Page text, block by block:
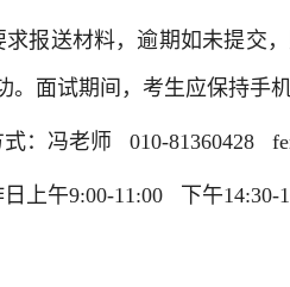
求报送材料，逾期如未提交
。面试期间，考生应保持手
：冯老师 010-81360428
上午9:00-11:00 下午14:30-